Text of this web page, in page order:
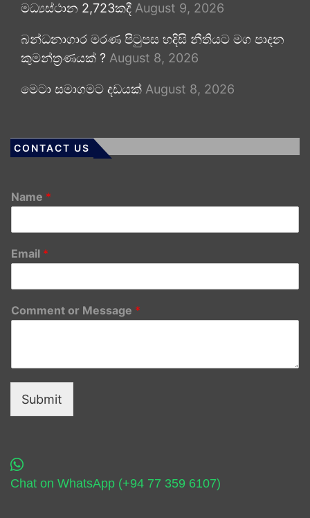
මධ්‍යස්ථාන 2,723කදී August 9, 2026
බන්ධනාගාර මරණ පිටුපස හදිසි නීතියට මග පාදන
කුමන්ත්‍රණයක් ? August 8, 2026
මෙටා සමාගමට දඩයක් August 8, 2026
CONTACT US
Name *
Email *
Comment or Message *
Submit
Chat on WhatsApp (+94 77 359 6107)